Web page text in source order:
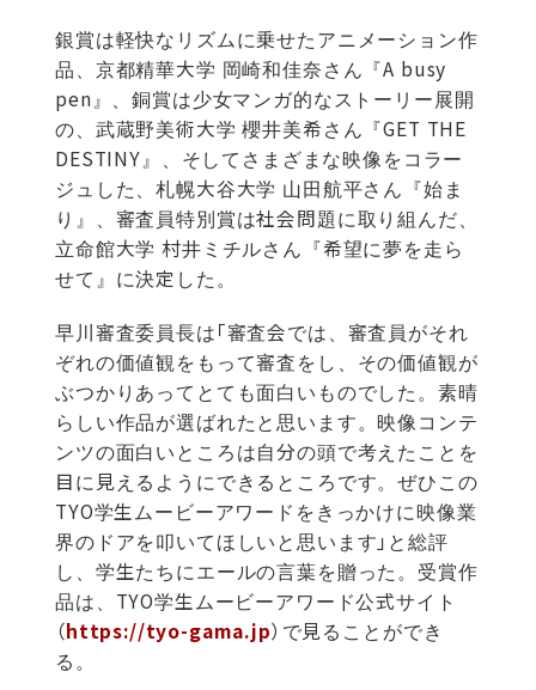
銀賞は軽快なリズムに乗せたアニメーション作
品、京都精華大学 岡崎和佳奈さん『A busy
pen』、銅賞は少女マンガ的なストーリー展開
の、武蔵野美術大学 櫻井美希さん『GET THE
DESTINY』、そしてさまざまな映像をコラー
ジュした、札幌大谷大学 山田航平さん『始ま
り』、審査員特別賞は社会問題に取り組んだ、
立命館大学 村井ミチルさん『希望に夢を走ら
せて』に決定した。
早川審査委員長は「審査会では、審査員がそれ
ぞれの価値観をもって審査をし、その価値観が
ぶつかりあってとても面白いものでした。素晴
らしい作品が選ばれたと思います。映像コンテ
ンツの面白いところは自分の頭で考えたことを
目に見えるようにできるところです。ぜひこの
TYO学生ムービーアワードをきっかけに映像業
界のドアを叩いてほしいと思います」と総評
し、学生たちにエールの言葉を贈った。受賞作
品は、TYO学生ムービーアワード公式サイト
（https://tyo-gama.jp）で見ることができ
る。